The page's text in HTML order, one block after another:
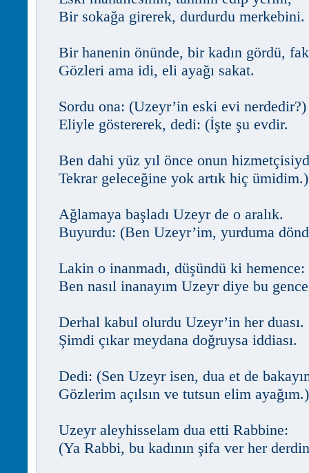
Bir sokağa girerek, durdurdu merkebini.
Bir hanenin önünde, bir kadın gördü,
Gözleri ama idi, eli ayağı sakat.
Sordu ona: (Uzeyr’in eski evi nerdedir?)
Eliyle göstererek, dedi: (İşte şu evdir.
Ben dahi yüz yıl önce onun
Tekrar geleceğine yok artık hiç ümidim.)
Ağlamaya başladı Uzeyr de o aralık.
Buyurdu: (Ben Uzeyr’im, yurduma
Lakin o inanmadı, düşündü ki hemence:
Ben nasıl inanayım Uzeyr diye bu
Derhal kabul olurdu Uzeyr’in her duası.
Şimdi çıkar meydana doğruysa iddiası.
Dedi: (Sen Uzeyr isen, dua et de
Gözlerim açılsın ve tutsun elim ayağım.)
Uzeyr aleyhisselam dua etti Rabbine:
(Ya Rabbi, bu kadının şifa ver her